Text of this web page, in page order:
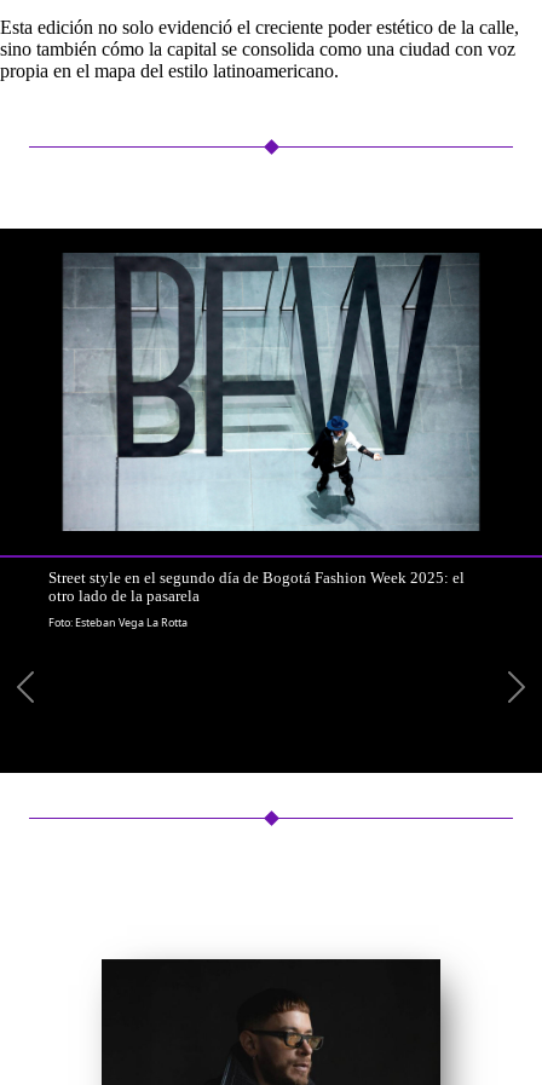
Esta edición no solo evidenció el creciente poder estético de la calle,
sino también cómo la capital se consolida como una ciudad con voz
propia en el mapa del estilo latinoamericano.